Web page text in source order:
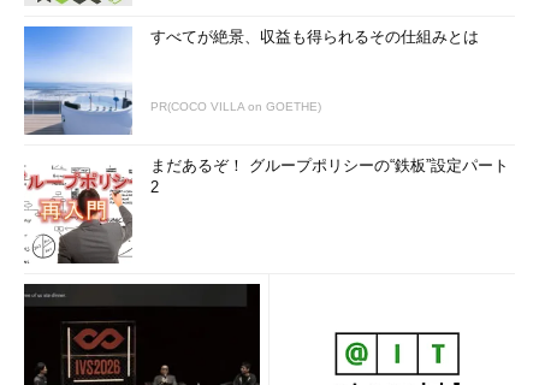
すべてが絶景、収益も得られるその仕組みとは
PR(COCO VILLA on GOETHE)
まだあるぞ！ グループポリシーの“鉄板”設定パート
2